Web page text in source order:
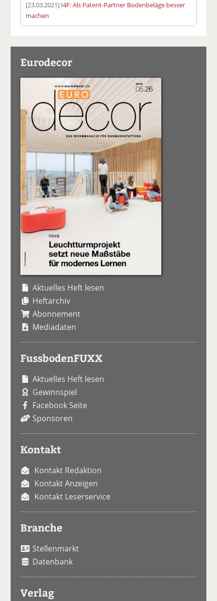
[23.03.2021] I4F: Als Patent-Partner Bodenbeläge besser
machen
Eurodecor
Aktuelles Heft lesen
Heftarchiv
Abonnement
Mediadaten
FussbodenFUXX
Aktuelles Heft lesen
Gewinnspiel
Facebook Seite
Sponsoren
Kontakt
Kontakt Redaktion
Kontakt Anzeigen
Kontakt Leserservice
Branche
Stellenmarkt
Datenbank
Verlag